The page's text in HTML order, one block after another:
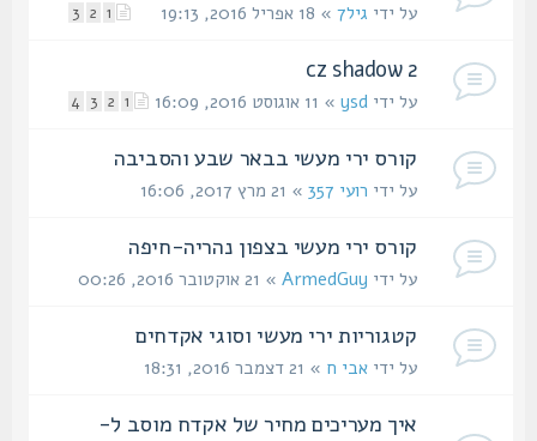
2
3 על ידיגיל7 » 18 אפריל 2016, 19:13
cz shadow 2
1
2
3
4 על ידיysd» 11 אוגוסט 2016, 16:09
קורס ירי מעשי בבאר שבע והסביבה
על ידירועי 357 » 21 מרץ 2017, 16:06
קורס ירי מעשי בצפון נהריה-חיפה
על ידיArmedGuy» 21 אוקטובר 2016, 00:26
קטגוריות ירי מעשי וסוגי אקדחים
על ידיאבי ח» 21 דצמבר 2016, 18:31
איך מעריכים מחיר של אקדח מוסב ל-